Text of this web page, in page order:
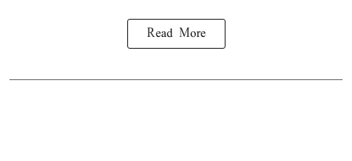
Read More